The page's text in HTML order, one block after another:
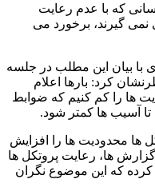
که با عدم رعایت
گیرند، برخورد می
با بیان این مطلب در جلسه
کرد: بارها اعلام
ها را کم کنیم که ضوابط
تا آسیب ها کمتر شود.
ها محدودیت ها را افزایش
ها، رعایت پروتکل ها
که این موضوع نگران